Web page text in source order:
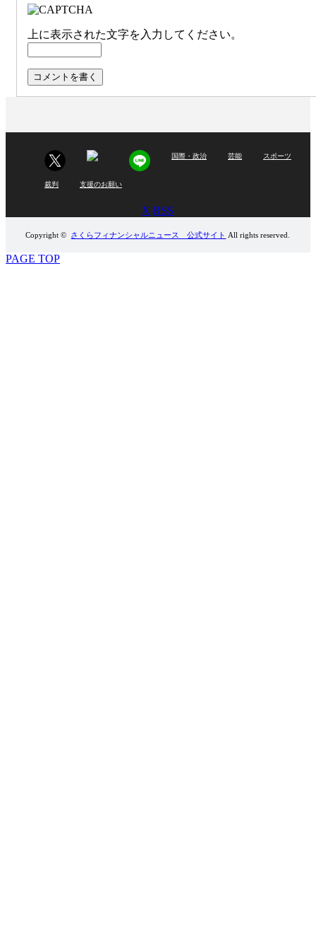
上に表示された文字を入力してください。
国際・政治 芸能 スポーツ
裁判 支援のお願い
X RSS
Copyright © さくらフィナンシャルニュース 公式サイト All rights reserved.
PAGE TOP